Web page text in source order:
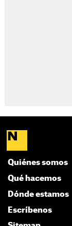
Quiénes somos
Qué hacemos
Dónde estamos
Escríbenos